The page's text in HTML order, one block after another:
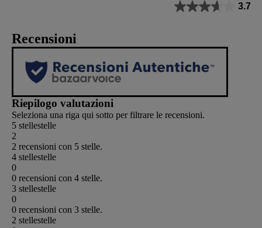
recensioni
3.7
3.7
recensioni
Recensioni
Riepilogo valutazioni
Seleziona una riga qui sotto per filtrare le recensioni.
5 stellestelle
2
2 recensioni con 5 stelle.
4 stellestelle
0
0 recensioni con 4 stelle.
3 stellestelle
0
0 recensioni con 3 stelle.
2 stellestelle